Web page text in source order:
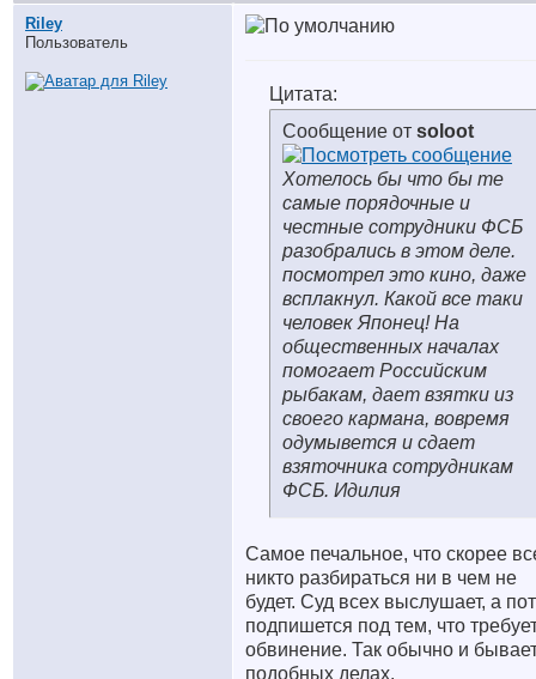
Riley
Пользователь
Цитата:
Сообщение от soloot
Хотелось бы что бы те
самые порядочные и
честные сотрудники ФСБ
разобрались в этом деле.
посмотрел это кино, даже
всплакнул. Какой все таки
человек Японец! На
общественных началах
помогает Российским
рыбакам, дает взятки из
своего кармана, вовремя
одумывется и сдает
взяточника сотрудникам
ФСБ. Идилия
Cамое печальное, что скорее
никто разбираться ни в чем не
будет. Суд всех выслушает, а
подпишется под тем, что
обвинение. Так обычно и
подобных делах.